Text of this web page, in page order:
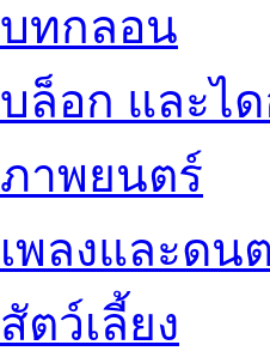
บทกลอน
บล็อก และไ
ภาพยนตร์
เพลงและดน
สัตว์เลี้ยง